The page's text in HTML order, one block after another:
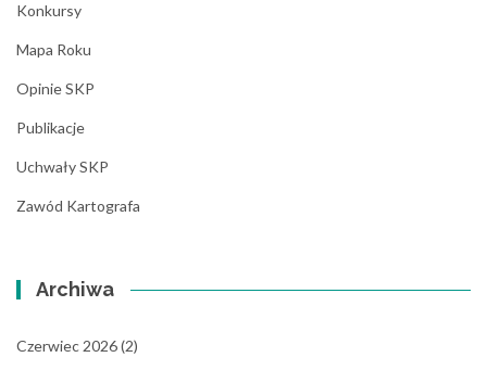
Konkursy
Mapa Roku
Opinie SKP
Publikacje
Uchwały SKP
Zawód Kartografa
Archiwa
Czerwiec 2026(2)